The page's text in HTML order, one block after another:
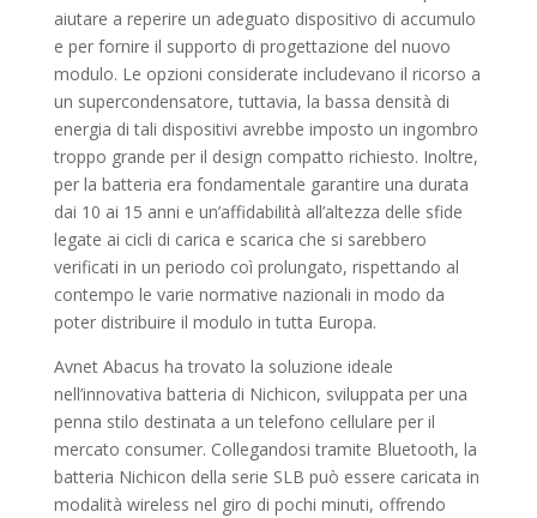
aiutare a reperire un adeguato dispositivo di accumulo
e per fornire il supporto di progettazione del nuovo
modulo. Le opzioni considerate includevano il ricorso a
un supercondensatore, tuttavia, la bassa densità di
energia di tali dispositivi avrebbe imposto un ingombro
troppo grande per il design compatto richiesto. Inoltre,
per la batteria era fondamentale garantire una durata
dai 10 ai 15 anni e un’affidabilità all’altezza delle sfide
legate ai cicli di carica e scarica che si sarebbero
verificati in un periodo coì prolungato, rispettando al
contempo le varie normative nazionali in modo da
poter distribuire il modulo in tutta Europa.
Avnet Abacus ha trovato la soluzione ideale
nell’innovativa batteria di Nichicon, sviluppata per una
penna stilo destinata a un telefono cellulare per il
mercato consumer. Collegandosi tramite Bluetooth, la
batteria Nichicon della serie SLB può essere caricata in
modalità wireless nel giro di pochi minuti, offrendo